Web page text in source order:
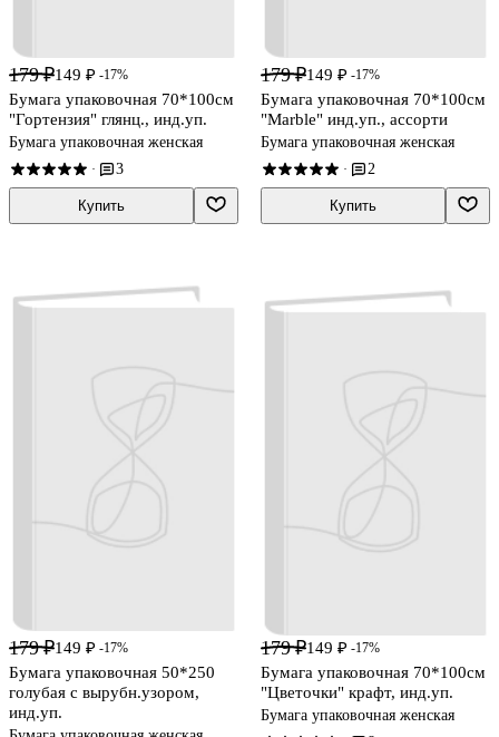
179 ₽149 ₽ -17%
Бумага упаковочная 70*100см
"Гортензия" глянц., инд.уп.
Бумага упаковочная женская
· 3
Купить
179 ₽149 ₽ -17%
Бумага упаковочная 70*100см
"Marble" инд.уп., ассорти
Бумага упаковочная женская
· 2
Купить
179 ₽149 ₽ -17%
Бумага упаковочная 50*250
голубая с вырубн.узором,
инд.уп.
179 ₽149 ₽ -17%
Бумага упаковочная 70*100см
"Цветочки" крафт, инд.уп.
Бумага упаковочная женская